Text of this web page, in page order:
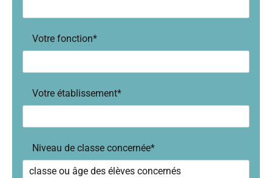
Votre fonction*
Votre établissement*
Niveau de classe concernée*